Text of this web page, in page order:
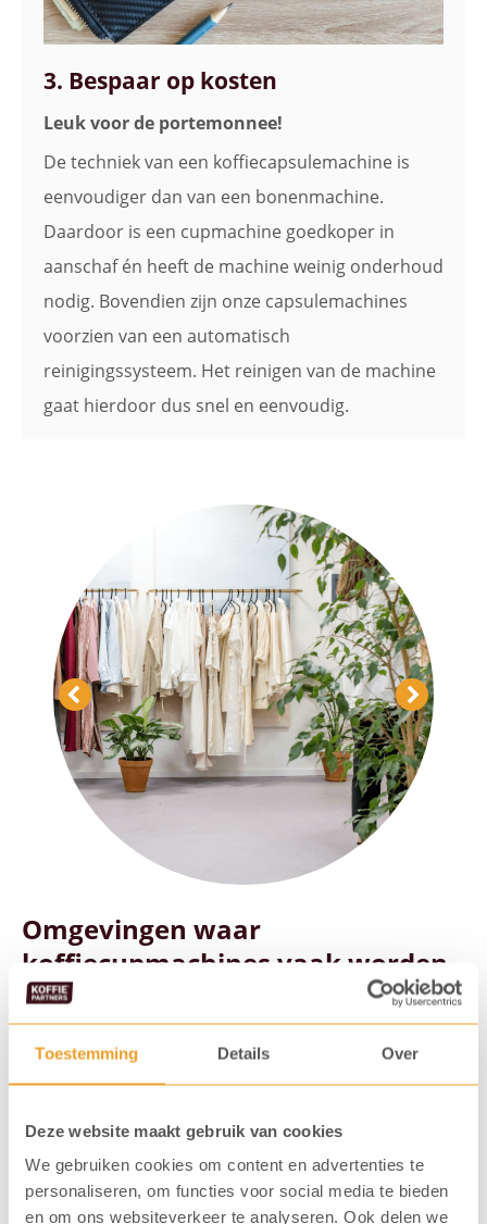
Toestemming Details Over
Deze website maakt gebruik van cookies
We gebruiken cookies om content en advertenties te
personaliseren, om functies voor social media te bieden
en om ons websiteverkeer te analyseren. Ook delen we
3. Bespaar op kosten
Leuk voor de portemonnee!
De techniek van een koffiecapsulemachine is
eenvoudiger dan van een bonenmachine.
Daardoor is een cupmachine goedkoper in
aanschaf én heeft de machine weinig onderhoud
nodig. Bovendien zijn onze capsulemachines
voorzien van een automatisch
reinigingssysteem. Het reinigen van de machine
gaat hierdoor dus snel en eenvoudig.
Omgevingen waar
koffiecupmachines vaak worden
gebruikt:
Kantoren
Winkels
Kapsalons
Bistro’s